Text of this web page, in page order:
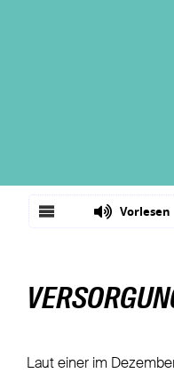
Vorlesen
Laut einer im